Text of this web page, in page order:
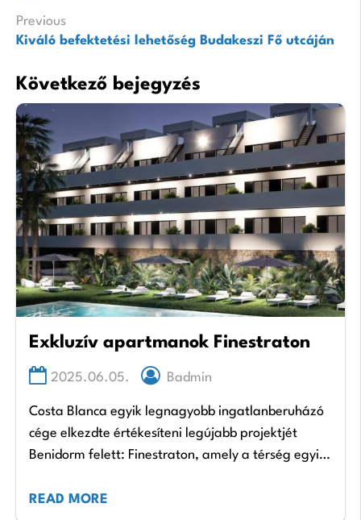
Bejegyzés
navigáció
Previous
Kiváló befektetési lehetőség Budakeszi Fő utcáján
Következő bejegyzés
Exkluzív apartmanok Finestraton
2025.06.05. Badmin
Costa Blanca egyik legnagyobb ingatlanberuházó
cége elkezdte értékesíteni legújabb projektjét
Benidorm felett: Finestraton, amely a térség egyik
az Euróban értéknövekedő befektetések közül is…
READ MORE